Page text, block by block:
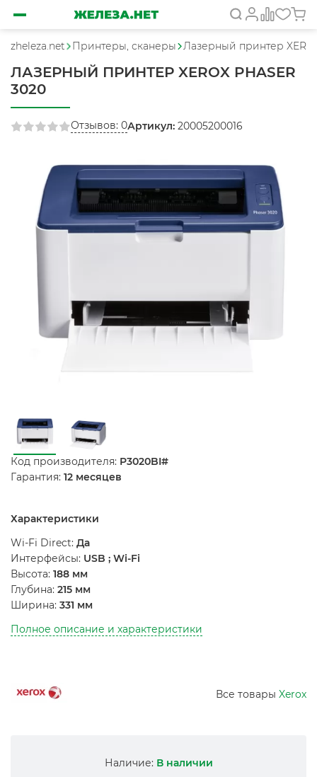
zheleza.net Принтеры, сканеры Лазерный принтер
ЛАЗЕРНЫЙ ПРИНТЕР XEROX PHASER
3020
Отзывов: 0Артикул: 20005200016
Код производителя: P3020BI#
Гарантия: 12 месяцев
Характеристики
Wi-Fi Direct: Да
Интерфейсы: USB ; Wi-Fi
Высота: 188 мм
Глубина: 215 мм
Ширина: 331 мм
Полное описание и характеристики
Все товары Xerox
Наличие: В наличии